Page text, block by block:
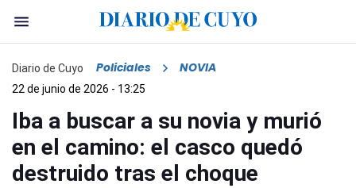
Diario de Cuyo Policiales NOVIA
22 de junio de 2026 - 13:25
Iba a buscar a su novia y murió
en el camino: el casco quedó
destruido tras el choque